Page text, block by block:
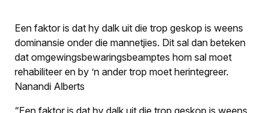
Een faktor is dat hy dalk uit die trop geskop is weens
dominansie onder die mannetjies. Dit sal dan beteken
dat omgewingsbewaringsbeamptes hom sal moet
rehabiliteer en by ’n ander trop moet herintegreer.
Nanandi Alberts
“Een faktor is dat hy dalk uit die trop geskop is weens